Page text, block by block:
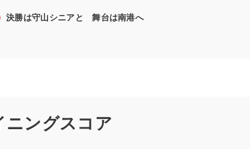
決勝は守山シニアと 舞台は南港へ
ニングスコア